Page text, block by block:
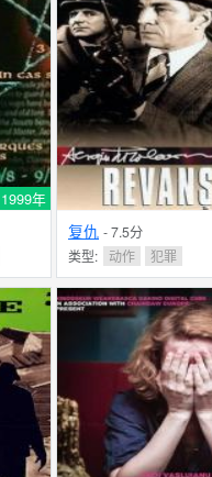
1999年
复仇 - 7.5分
类型:
动作 犯罪